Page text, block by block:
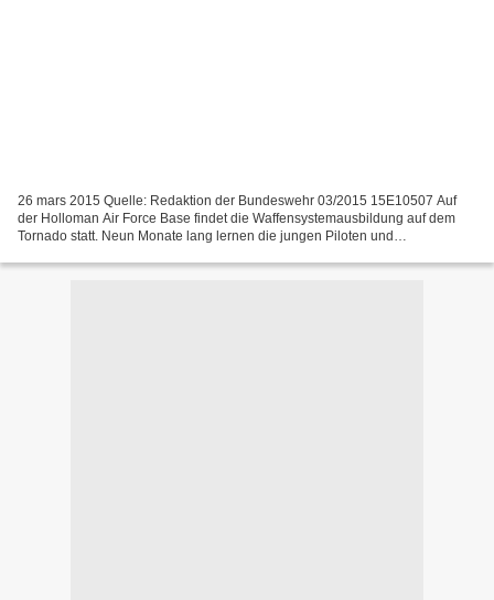
26 mars 2015 Quelle: Redaktion der Bundeswehr 03/2015 15E10507 Auf
der Holloman Air Force Base findet die Waffensystemausbildung auf dem
Tornado statt. Neun Monate lang lernen die jungen Piloten und